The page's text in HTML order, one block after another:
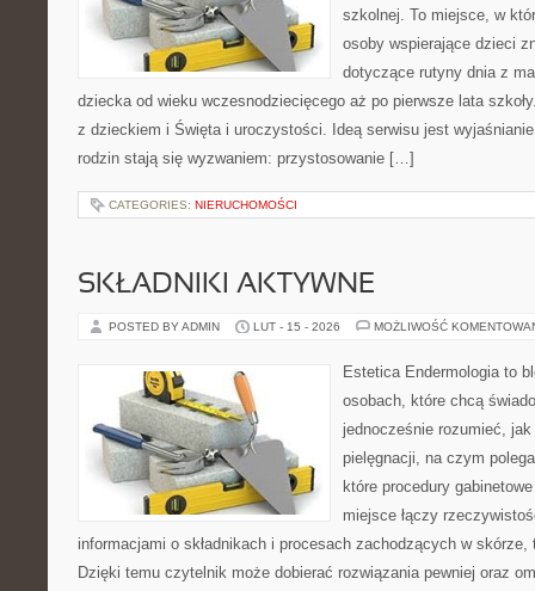
szkolnej. To miejsce, w
osoby wspierające dzieci
dotyczące rutyny dnia z
dziecka od wieku wczesnodziecięcego aż po pierwsze lata
z dzieckiem i Święta i uroczystości. Ideą serwisu jest
rodzin stają się wyzwaniem: przystosowanie […]
CATEGORIES: NIERUCHOMOŚCI
SKŁADNIKI AKTYWNE
POSTED BY ADMIN LUT - 15 - 2026 MOŻLIWOŚĆ
Estetica Endermologia to
osobach, które chcą
jednocześnie rozumieć, jak
pielęgnacji, na czym
które procedury
miejsce łączy
informacjami o składnikach i procesach zachodzących w
Dzięki temu czytelnik może dobierać rozwiązania pewniej oraz